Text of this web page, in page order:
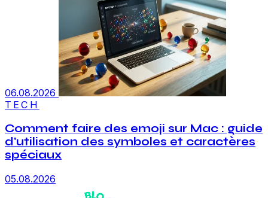
06.08.2026
TECH
Comment faire des emoji sur Mac : guide
d'utilisation des symboles et caractères
spéciaux
05.08.2026